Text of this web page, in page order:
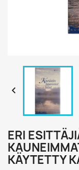

ERI
KÄYTETTY